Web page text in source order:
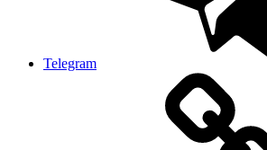
Telegram